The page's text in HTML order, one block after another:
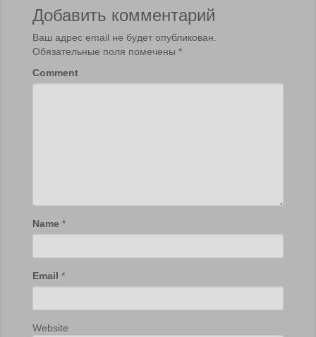
Добавить комментарий
Ваш адрес email не будет опубликован.
Обязательные поля помечены *
Comment
Name *
Email *
Website